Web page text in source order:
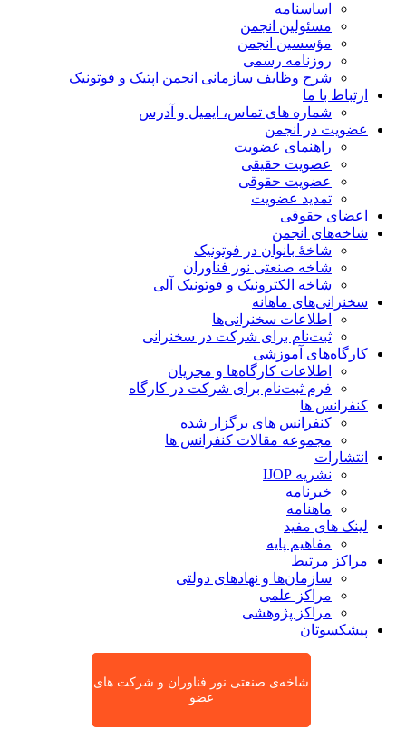
اساسنامه
مسئولین انجمن
مؤسسین انجمن
روزنامه رسمی
شرح وظایف سازمانی انجمن اپتیک و فوتونیک
ارتباط با ما
شماره های تماس، ایمیل و آدرس
عضویت در انجمن
راهنمای عضویت
عضویت حقیقی
عضویت حقوقی
تمدید عضویت
اعضای حقوقی
شاخه‌های انجمن
شاخۀ بانوان در فوتونیک
شاخه صنعتی نور فناوران
شاخه‌ الکترونیک و فوتونیک آلی
سخنرانی‌های ماهانه
اطلاعات سخنرانی‌‌ها
ثبت‌نام برای شرکت در سخنرانی
کارگاه‌های آموزشی
اطلاعات کارگاه‌ها و مجریان
فرم ثبت‌نام برای شرکت در کارگاه
کنفرانس ها
کنفرانس های برگزار شده
مجموعه مقالات کنفرانس ها
انتشارات
نشریه IJOP
خبرنامه
ماهنامه
لینک های مفید
مفاهیم پایه
مراکز مرتبط
سازمان‌ها و نهادهای دولتی
مراکز علمی
مراکز پژوهشی
پیشکسوتان
شاخه‌ی صنعتی نور فناوران و شرکت های
عضو